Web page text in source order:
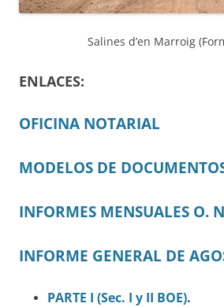
Salines d’en Marroig
ENLACES:
OFICINA NOTARIAL
MODELOS DE
INFORMES MENSUALES O.
INFORME GENERAL DE
PARTE I (Sec. I y II BOE).